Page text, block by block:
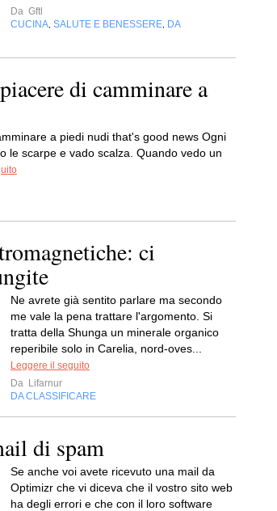
Da Gftl
CUCINA SALUTE E BENESSERE DA
di camminare a
a piedi nudi that's good news Ogni
le scarpe e vado scalza. Quando vedo un
ci
Ne avrete già sentito parlare ma secondo
me vale la pena trattare l'argomento. Si
tratta della Shunga un minerale organico
reperibile solo in Carelia, nord-oves...
Leggere il seguito
Da Lifarnur
DA CLASSIFICARE
di spam
Se anche voi avete ricevuto una mail da
Optimizr che vi diceva che il vostro sito web
ha degli errori e che con il loro software